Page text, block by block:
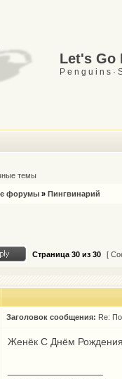
Let's Go
P e n g u i n s ·
темы
форумы »Пингвинарий
Страница30 из30 [
Заголовок сообщения: Re:
Женёк С Днём Рождения